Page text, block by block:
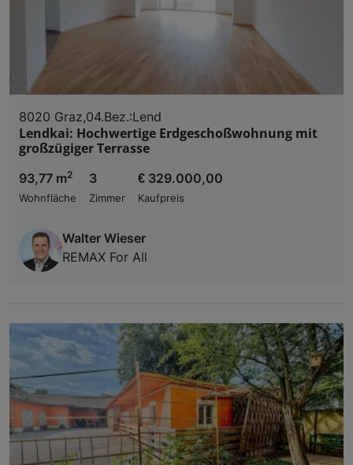
8020 Graz,04.Bez.:Lend
Lendkai: Hochwertige Erdgeschoßwohnung mit
großzügiger Terrasse
93,77 m2
Wohnfläche
3
Zimmer
€ 329.000,00
Kaufpreis
Walter Wieser
REMAX For All